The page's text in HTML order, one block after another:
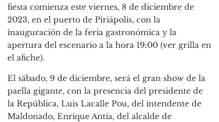
fiesta comienza este viernes, 8 de diciembre de
2023, en el puerto de Piriápolis, con la
inauguración de la feria gastronómica y la
apertura del escenario a la hora 19:00 (ver grilla en
el afiche).
El sábado, 9 de diciembre, será el gran show de la
paella gigante, con la presencia del presidente de
la República, Luis Lacalle Pou, del intendente de
Maldonado, Enrique Antía, del alcalde de